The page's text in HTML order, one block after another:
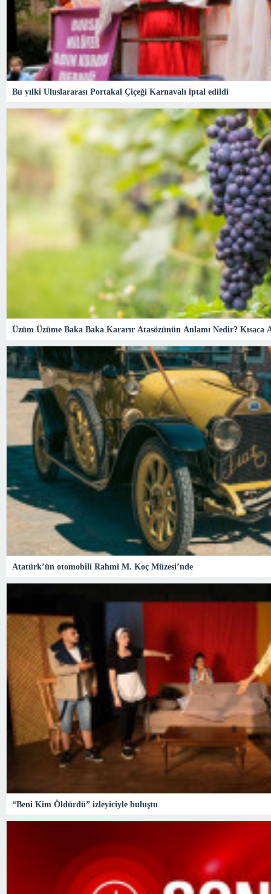
Bu yılki Uluslararası Portakal Çiçeği Karnavalı iptal edildi
Üzüm Üzüme Baka Baka Kararır Atasözünün Anlamı Nedir? Kısaca
Atatürk’ün otomobili Rahmi M. Koç Müzesi’nde
“Beni Kim Öldürdü” izleyiciyle buluştu